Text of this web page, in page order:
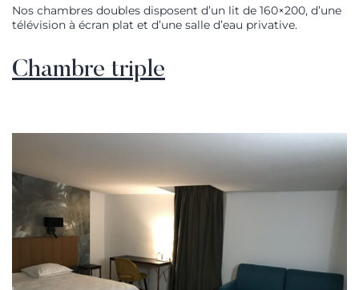
Nos chambres doubles disposent d’un lit de 160×200, d’une
télévision à écran plat et d’une salle d’eau privative.
Chambre triple